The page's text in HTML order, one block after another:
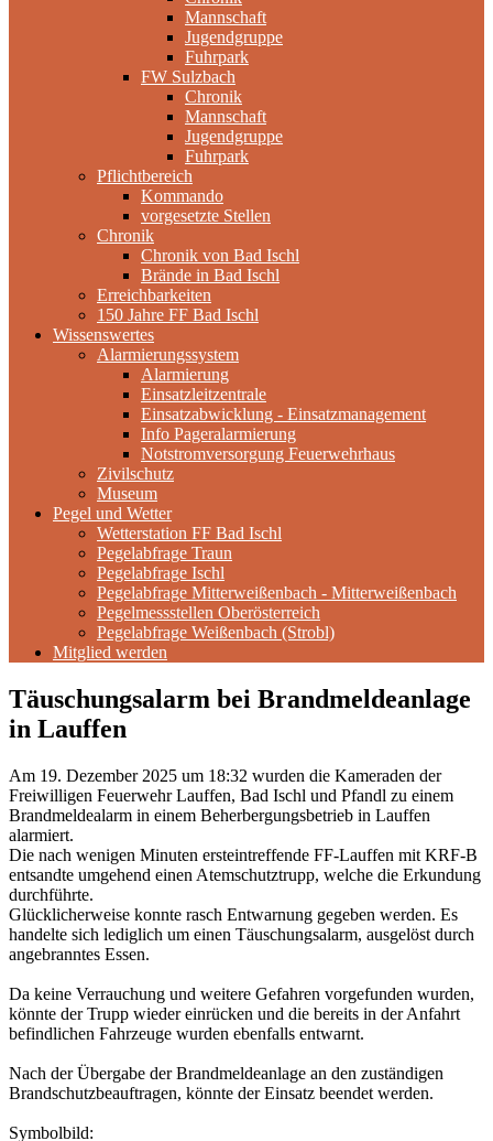
Mannschaft
Jugendgruppe
Fuhrpark
FW Sulzbach
Chronik
Mannschaft
Jugendgruppe
Fuhrpark
Pflichtbereich
Kommando
vorgesetzte Stellen
Chronik
Chronik von Bad Ischl
Brände in Bad Ischl
Erreichbarkeiten
150 Jahre FF Bad Ischl
Wissenswertes
Alarmierungssystem
Alarmierung
Einsatzleitzentrale
Einsatzabwicklung - Einsatzmanagement
Info Pageralarmierung
Notstromversorgung Feuerwehrhaus
Zivilschutz
Museum
Pegel und Wetter
Wetterstation FF Bad Ischl
Pegelabfrage Traun
Pegelabfrage Ischl
Pegelabfrage Mitterweißenbach - Mitterweißenbach
Pegelmessstellen Oberösterreich
Pegelabfrage Weißenbach (Strobl)
Mitglied werden
Täuschungsalarm bei Brandmeldeanlage
in Lauffen
Am 19. Dezember2025 um 18:32 wurden die Kameraden der
Freiwilligen Feuerwehr Lauffen, Bad Ischl und Pfandl zu einem
Brandmeldealarm in einem Beherbergungsbetrieb in Lauffen
alarmiert.
Die nach wenigen Minuten ersteintreffende FF-Lauffen mit KRF-B
entsandte umgehend einen Atemschutztrupp, welche die Erkundung
durchführte.
Glücklicherweise konnte rasch Entwarnung gegeben werden. Es
handelte sich lediglich um einen Täuschungsalarm, ausgelöst durch
angebranntes Essen.
Da keine Verrauchung und weitere Gefahren vorgefunden wurden,
könnte der Trupp wieder einrücken und die bereits in der Anfahrt
befindlichen Fahrzeuge wurden ebenfalls entwarnt.
Nach der Übergabe der Brandmeldeanlage an den zuständigen
Brandschutzbeauftragen, könnte der Einsatz beendet werden.
Symbolbild: